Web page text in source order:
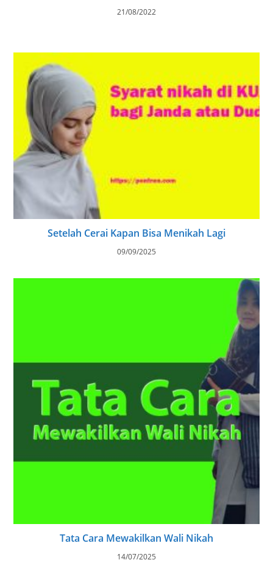
21/08/2022
Setelah Cerai Kapan Bisa Menikah Lagi
09/09/2025
Tata Cara Mewakilkan Wali Nikah
14/07/2025